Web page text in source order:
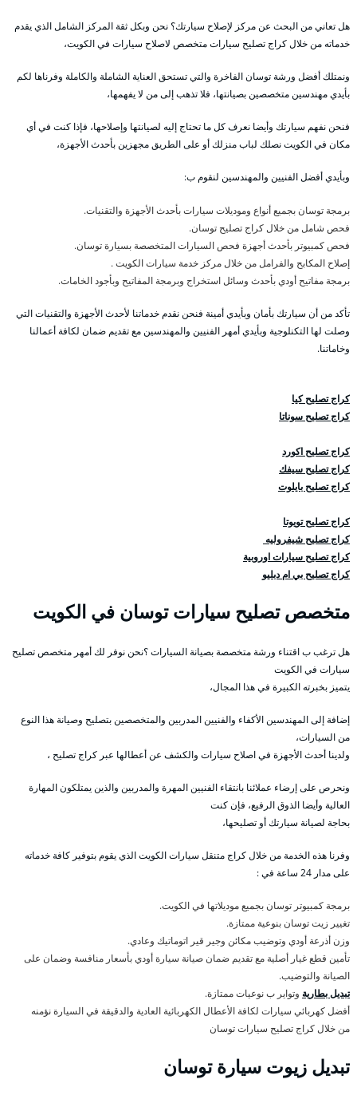
هل تعاني من البحث عن مركز لإصلاح سيارتك؟ نحن وبكل ثقة المركز الشامل الذي يقدم
خدماته من خلال كراج تصليح سيارات متخصص لاصلاح سيارات في الكويت،
ونمتلك أفضل ورشة توسان الفاخرة والتي تستحق العناية الشاملة والكاملة وفرناها لكم
بأيدي مهندسين متخصصين بصيانتها، فلا تذهب إلى من لا يفهمها،
فنحن نفهم سيارتك وأيضا نعرف كل ما تحتاج إليه لصيانتها وإصلاحها، فإذا كنت في أي
مكان في الكويت نصلك لباب منزلك أو على الطريق مجهزين بأحدث الأجهزة،
وبأيدي أفضل الفنيين والمهندسين لنقوم ب:
برمجة توسان بجميع أنواع وموديلات سيارات بأحدث الأجهزة والتقنيات.
فحص شامل من خلال كراج تصليح توسان.
فحص كمبيوتر بأحدث أجهزة فحص السيارات المتخصصة بسيارة توسان.
إصلاح المكابح والفرامل من خلال مركز خدمة سيارات الكويت .
برمجة مفاتيح أودي بأحدث وسائل استخراج وبرمجة المفاتيح وبأجود الخامات.
تأكد من أن سيارتك بأمان وبأيدي أمينة فنحن نقدم خدماتنا لأحدث الأجهزة والتقنيات التي
وصلت لها التكنلوجية وبأيدي أمهر الفنيين والمهندسين مع تقديم ضمان لكافة أعمالنا
وخاماتنا.
كراج تصليح كيا
كراج تصليح سوناتا
كراج تصليح اكورد
كراج تصليح سيفك
كراج تصليح بايلوت
كراج تصليح تويوتا
كراج تصليح شيفروليه
كراج تصليح سيارات اوروبية
كراج تصليح بي ام دبليو
متخصص تصليح سيارات توسان في الكويت
هل ترغب ب اقتناء ورشة متخصصة بصيانة السيارات ؟نحن نوفر لك أمهر متخصص تصليح
سيارات في الكويت
يتميز بخبرته الكبيرة في هذا المجال،
إضافة إلى المهندسين الأكفاء والفنيين المدربين والمتخصصين بتصليح وصيانة هذا النوع
من السيارات،
ولدينا أحدث الأجهزة في اصلاح سيارات والكشف عن أعطالها عبر كراج تصليح ،
ونحرص على إرضاء عملائنا بانتقاء الفنيين المهرة والمدربين والذين يمتلكون المهارة
العالية وأيضا الذوق الرفيع، فإن كنت
بحاجة لصيانة سيارتك أو تصليحها،
وفرنا هذه الخدمة من خلال كراج متنقل سيارات الكويت الذي يقوم بتوفير كافة خدماته
على مدار 24 ساعة في :
برمجة كمبيوتر توسان بجميع موديلاتها في الكويت.
تغيير زيت توسان بنوعية ممتازة.
وزن أذرعة أودي وتوضيب مكائن وجير قير اتوماتيك وعادي.
تأمين قطع غيار أصلية مع تقديم ضمان صيانة سيارة أودي بأسعار منافسة وضمان على
الصيانة والتوضيب.
تبديل بطارية وتواير ب نوعيات ممتازة.
أفضل كهربائي سيارات لكافة الأعطال الكهربائية العادية والدقيقة في السيارة نؤمنه
من خلال كراج تصليح سيارات توسان
تبديل زيوت سيارة توسان